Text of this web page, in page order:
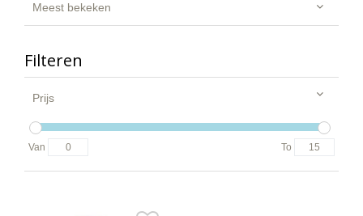
Meest bekeken
Filteren
Prijs
Van To